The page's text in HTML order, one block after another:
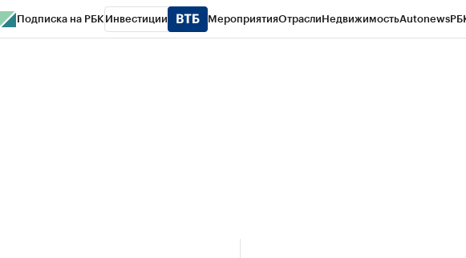
Подписка на РБК Инвестиции МероприятияОтраслиНедвижимостьAutonews